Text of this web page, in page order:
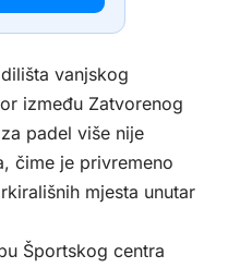
vanjskog
između Zatvorenog
padel više nije
čime je privremeno
mjesta unutar
Športskog centra